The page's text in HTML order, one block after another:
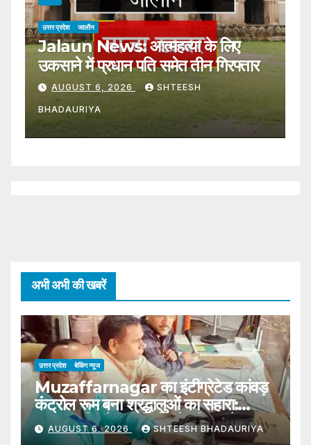
उत्तर प्रदेश जालौन
Jalaun News: टीसी के नाम पर 30
हजार वसूलने का आरोप
AUGUST 6, 2026 SHTEESH
BHADAURIYA
अभी अभी की खबरें
उत्तर प्रदेश बेकिंग न्यूज
Muzaffarnagar का इंटीग्रेटेड कांवड़
कंट्रोल रूम बना श्रद्धालुओं का सहारा:
2,064 बिछड़े कांवड़ियों को परिवार से
मिलाया, 1,500 CCTV कैमरों से 24 घंटे
AUGUST 6, 2026 SHTEESH BHADAURIYA